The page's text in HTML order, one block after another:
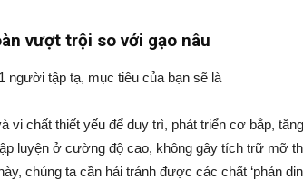
vượt trội so với gạo nâu
người tập tạ, mục tiêu của bạn sẽ là
vi chất thiết yếu để duy trì, phát triển cơ bắp,
luyện ở cường độ cao, không gây tích trữ mỡ
chúng ta cần hải tránh được các chất ‘phản